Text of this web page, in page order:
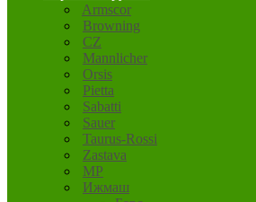
Armscor
Browning
CZ
Mannlicher
Orsis
Pietta
Sabatti
Sauer
Taurus-Rossi
Zastava
MP
Ижмаш